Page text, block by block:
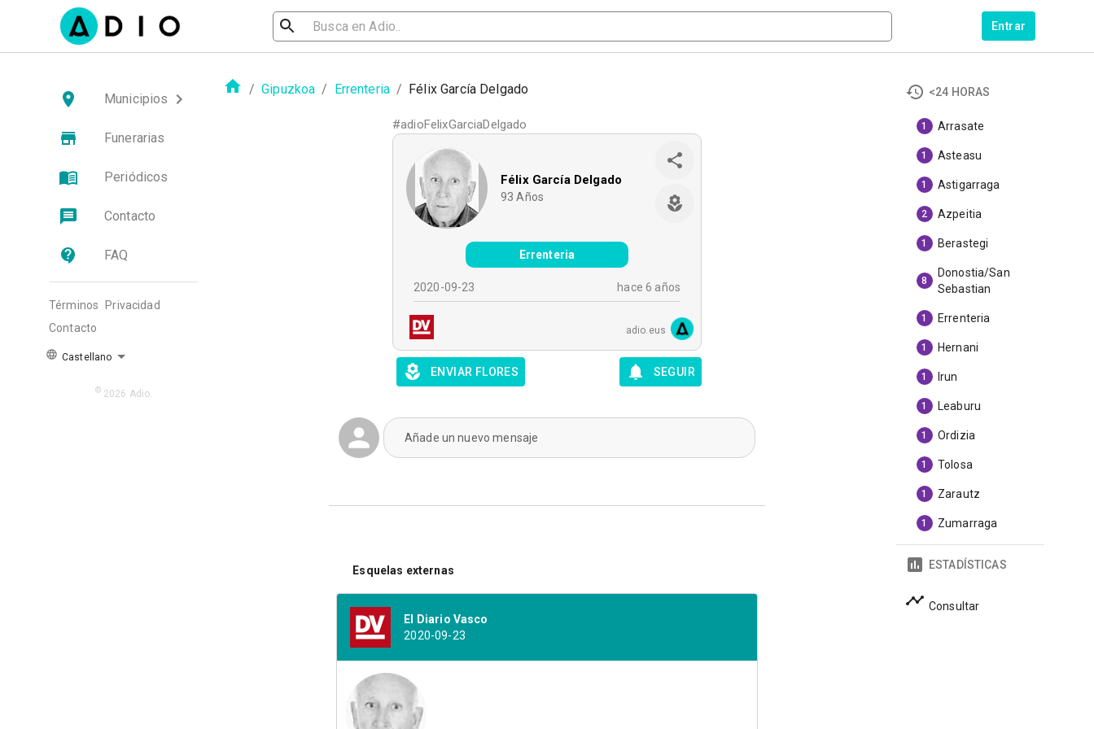
Entrar
Municipios
Funerarias
Periódicos
Contacto
FAQ
Términos
Privacidad
Contacto
Castellano
© 2026 Adio.
/ Gipuzkoa / Errenteria / Félix García Delgado
#adioFelixGarciaDelgado
Félix García Delgado
93 Años
Errenteria
2020-09-23 hace 6 años
adio.eus
ENVIAR FLORES SEGUIR
Añade un nuevo mensaje
Esquelas externas
El Diario Vasco
2020-09-23
<24 HORAS
1 Arrasate
1 Asteasu
1 Astigarraga
2 Azpeitia
1 Berastegi
8
Donostia/San
Sebastian
1 Errenteria
1 Hernani
1 Irun
1 Leaburu
1 Ordizia
1 Tolosa
1 Zarautz
1 Zumarraga
ESTADÍSTICAS
Consultar